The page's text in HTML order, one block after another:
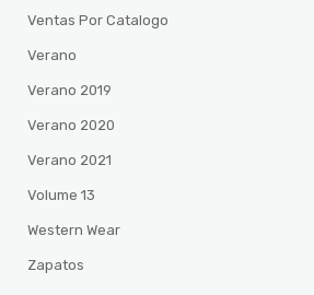
Ventas Por Catalogo
Verano
Verano 2019
Verano 2020
Verano 2021
Volume 13
Western Wear
Zapatos